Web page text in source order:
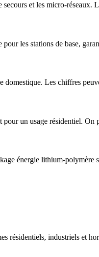
et les micro-réseaux.
les stations de base,
Les chiffres
pour un usage résidentiel. On
énergie lithium-polymère
résidentiels, industriels et